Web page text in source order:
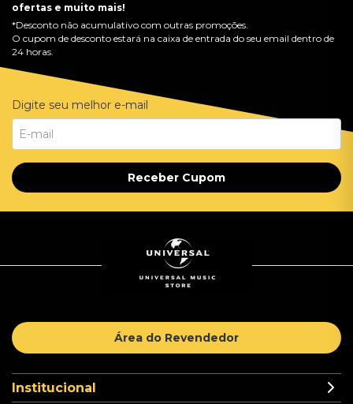
ofertas e muito mais!
*Desconto não acumulativo com outras promoções.
O cupom de desconto estará na caixa de entrada do seu email dentro de
24 horas.
Digite seu melhor e-mail
Receber Cupom
Área do Revendedor
Institucional